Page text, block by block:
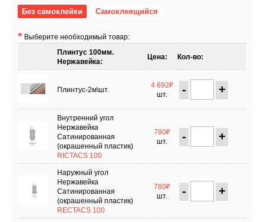
Без самоклейки
Самоклеящийся
Выберите необходимый товар:
Плинтус 100мм.
Нержавейка:
Цена: Кол-во:
Плинтус-2м\шт.
4 692₽
шт.
- +
Внутренний угол
Нержавейка
Сатинированная
(окрашенный пластик)
RICTACS 100
780₽
шт.
- +
Наружный угол
Нержавейка
Сатинированная
(окрашенный пластик)
RECTACS 100
780₽
шт.
- +